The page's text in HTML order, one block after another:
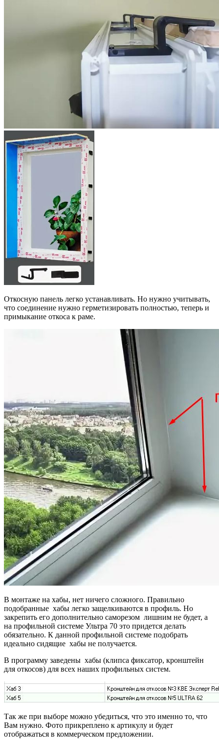
Откосную панель легко устанавливать. Но нужно учитывать,
что соединение нужно герметизировать полностью, теперь и
примыкание откоса к раме.
В монтаже на хабы, нет ничего сложного. Правильно
подобранные хабы легко защелкиваются в профиль. Но
закрепить его дополнительно саморезом лишним не будет, а
на профильной системе Ультра 70 это придется делать
обязательно. К данной профильной системе подобрать
идеально сидящие хабы не получается.
В программу заведены хабы (клипса фиксатор, кронштейн
для откосов) для всех наших профильных систем.
Так же при выборе можно убедиться, что это именно то, что
Вам нужно. Фото прикреплено к артикулу и будет
отображаться в коммерческом предложении.